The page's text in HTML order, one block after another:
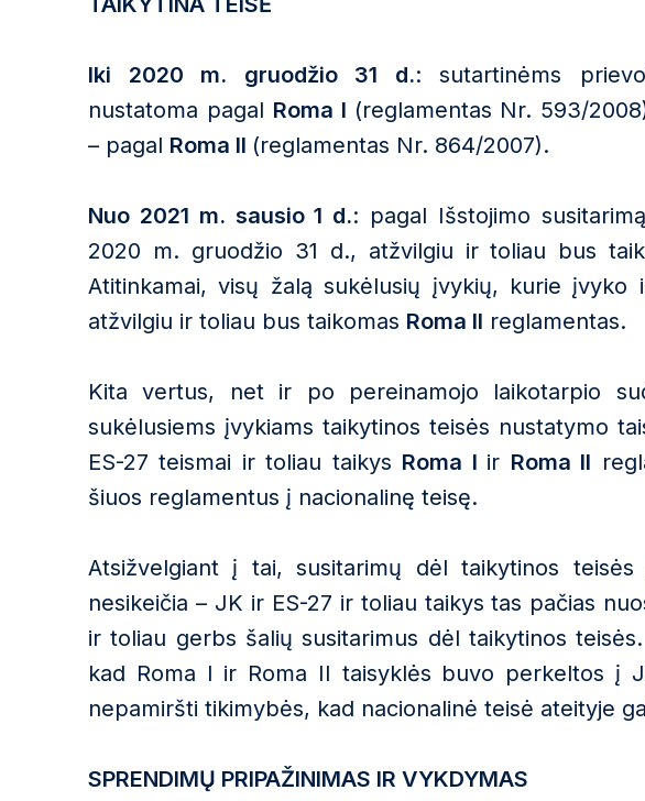
Iki 2020 m. gruodžio 31 d.: sutartinėms
nustatoma pagal Roma I (reglamentas Nr. 593/
– pagal Roma II (reglamentas Nr. 864/2007).
Nuo 2021 m. sausio 1 d.: pagal Išstojimo
2020 m. gruodžio 31 d., atžvilgiu ir toliau bus
Atitinkamai, visų žalą sukėlusių įvykių, kurie
atžvilgiu ir toliau bus taikomas Roma II reglamentas.
Kita vertus, net ir po pereinamojo laikotarpio
sukėlusiems įvykiams taikytinos teisės nustatymo
ES-27 teismai ir toliau taikys Roma I ir Roma II
šiuos reglamentus į nacionalinę teisę.
Atsižvelgiant į tai, susitarimų dėl taikytinos teisės
nesikeičia – JK ir ES-27 ir toliau taikys tas pačias
ir toliau gerbs šalių susitarimus dėl taikytinos
kad Roma I ir Roma II taisyklės buvo perkeltos į
nepamiršti tikimybės, kad nacionalinė teisė ateityje
SPRENDIMŲ PRIPAŽINIMAS IR VYKDYMAS